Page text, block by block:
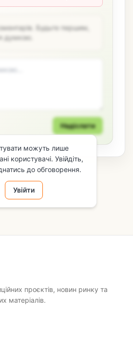
Будьте першим,
думкою.
Надіслати
можуть лише
користувачі. Увійдіть,
до обговорення.
Увійти
проєктів, новин ринку та
матеріалів.